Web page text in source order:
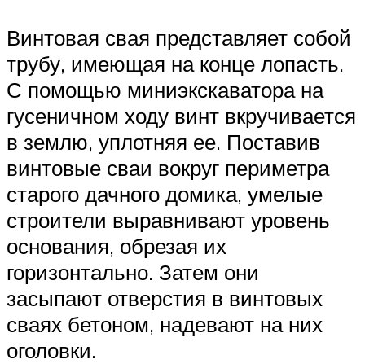
Винтовая свая представляет собой
трубу, имеющая на конце лопасть.
С помощью миниэкскаватора на
гусеничном ходу винт вкручивается
в землю, уплотняя ее. Поставив
винтовые сваи вокруг периметра
старого дачного домика, умелые
строители выравнивают уровень
основания, обрезая их
горизонтально. Затем они
засыпают отверстия в винтовых
сваях бетоном, надевают на них
оголовки.